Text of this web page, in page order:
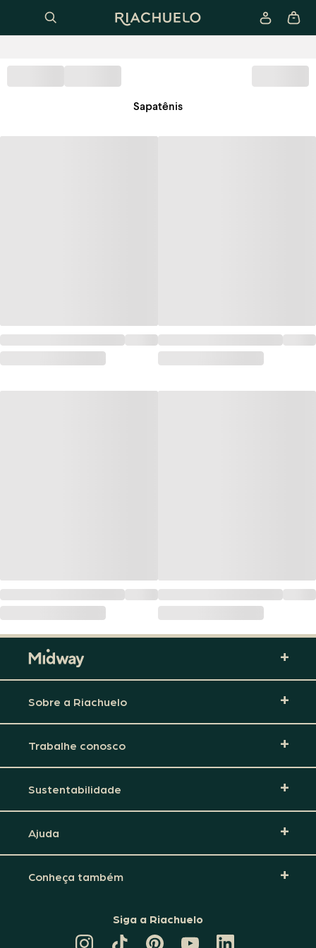
Sapatênis
Sobre a Riachuelo
Trabalhe conosco
Sustentabilidade
Ajuda
Conheça também
Siga a Riachuelo
CANAL